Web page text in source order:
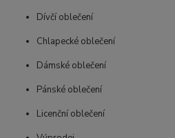
Dívčí oblečení
Chlapecké oblečení
Dámské oblečení
Pánské oblečení
Licenční oblečení